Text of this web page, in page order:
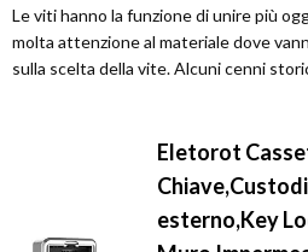
Le viti hanno la funzione di unire più
molta attenzione al materiale dove
sulla scelta della vite. Alcuni cenni
Eletorot
esterno,Key